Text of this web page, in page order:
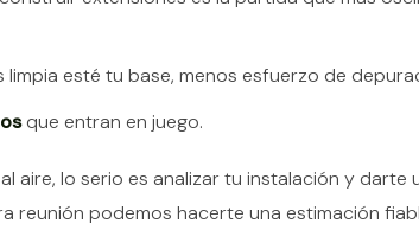
esté tu base, menos esfuerzo de
que entran en juego.
aire, lo serio es analizar tu instalación y darte
reunión podemos hacerte una estimación